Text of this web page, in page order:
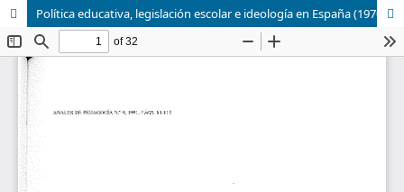
Política educativa, legislación escolar e ideología en España (1970-1990): análisis comparativo